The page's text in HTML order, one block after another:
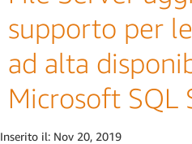
supporto per
ad alta
Microsoft SQL
Inserito il: Nov 20, 2019